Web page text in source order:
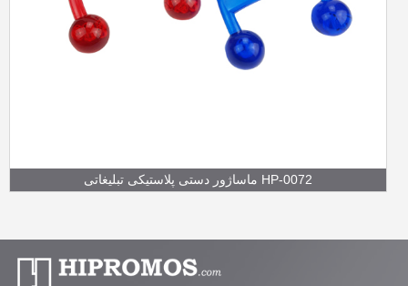
ماساژور دستی پلاستیکی تبلیغاتی HP-0072